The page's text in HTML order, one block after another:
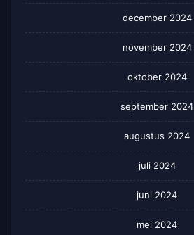
december 2024
november 2024
oktober 2024
september 2024
augustus 2024
juli 2024
juni 2024
mei 2024